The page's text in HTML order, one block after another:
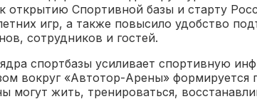
открытию Спортивной базы и старту
игр, а также повысило удобство
сотрудников и гостей.
спортбазы усиливает спортивную
вокруг «Автотор-Арены» формируется
могут жить, тренироваться,